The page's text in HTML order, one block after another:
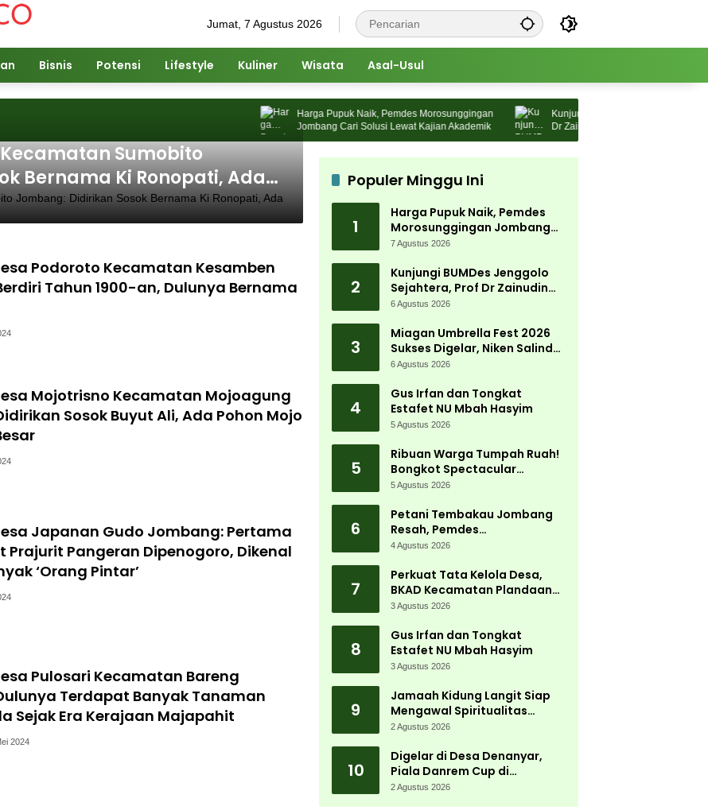
Jumat, 7 Agustus 2026
Bisnis Potensi Lifestyle Kuliner Wisata Asal-Usul
Harga Pupuk Naik, Pemdes Morosunggingan
Jombang Cari Solusi Lewat Kajian Akademik
Kunjungi BUMDes Jenggolo Sejahtera,
Dr Zainudin Maliki: Kita Wujudkan
Kemandirian Ekonomi dengan Potensi
Sumobito
Bernama Ki Ronopati, Ada
Podoroto Kecamatan Kesamben
Tahun 1900-an, Dulunya Bernama
Mojotrisno Kecamatan Mojoagung
Sosok Buyut Ali, Ada Pohon Mojo
Japanan Gudo Jombang: Pertama
Prajurit Pangeran Dipenogoro, Dikenal
‘Orang Pintar’
Pulosari Kecamatan Bareng
Terdapat Banyak Tanaman
Sejak Era Kerajaan Majapahit
2024
Populer Minggu Ini
1
Harga Pupuk Naik, Pemdes
Morosunggingan Jombang
Cari Solusi Lewat Kajian
7 Agustus 2026
2
Kunjungi BUMDes Jenggolo
Sejahtera, Prof Dr Zainudin
Maliki: Kita Wujudkan
Potensi Desa
6 Agustus 2026
3
Miagan Umbrella Fest 2026
Sukses Digelar, Niken Salindry
Jadi Magnet Ribuan
6 Agustus 2026
4
Gus Irfan dan Tongkat
Estafet NU Mbah Hasyim
5 Agustus 2026
5
Ribuan Warga Tumpah Ruah!
Bongkot Spectacular
Carnival 2026 Jadi Pesta
Peterongan
5 Agustus 2026
6
Petani Tembakau Jombang
Resah, Pemdes
Tanjungwadung dan Disperta
4 Agustus 2026
7
Perkuat Tata Kelola Desa,
BKAD Kecamatan Plandaan
Gelar Pelatihan Aparatur
3 Agustus 2026
8
Gus Irfan dan Tongkat
Estafet NU Mbah Hasyim
3 Agustus 2026
9
Jamaah Kidung Langit Siap
Mengawal Spiritualitas
Muktamar NU
2 Agustus 2026
10
Digelar di Desa Denanyar,
Piala Danrem Cup di
Jombang Fokus Cetak Bibit
2 Agustus 2026